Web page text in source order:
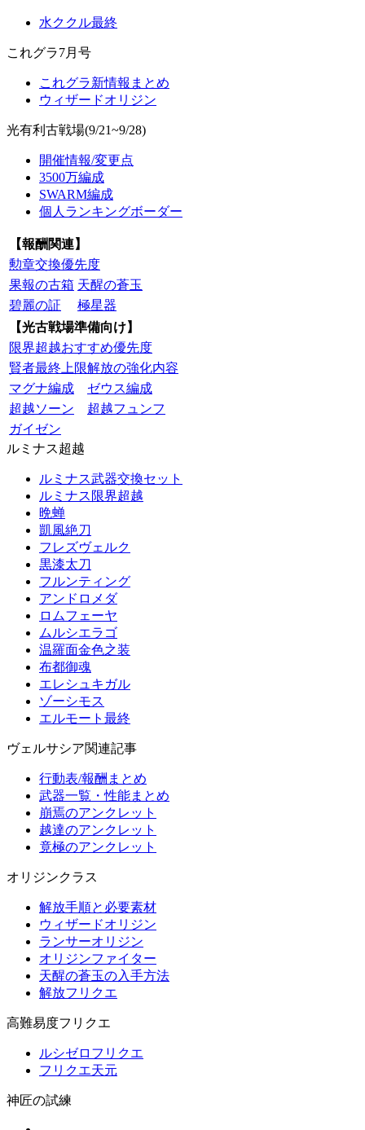
水ククル最終
これグラ7月号
これグラ新情報まとめ
ウィザードオリジン
光有利古戦場(9/21~9/28)
開催情報/変更点
3500万編成
SWARM編成
個人ランキングボーダー
【報酬関連】
勲章交換優先度
果報の古箱 天醒の蒼玉
碧麗の証
極星器
【光古戦場準備向け】
限界超越おすすめ優先度
賢者最終上限解放の強化内容
マグナ編成
ゼウス編成
超越ソーン
超越フュンフ
ガイゼン
ルミナス超越
ルミナス武器交換セット
ルミナス限界超越
晩蝉
凱風絶刀
フレズヴェルク
黒漆太刀
フルンティング
アンドロメダ
ロムフェーヤ
ムルシエラゴ
温羅面金色之装
布都御魂
エレシュキガル
ゾーシモス
エルモート最終
ヴェルサシア関連記事
行動表/報酬まとめ
武器一覧・性能まとめ
崩焉のアンクレット
越達のアンクレット
竟極のアンクレット
オリジンクラス
解放手順と必要素材
ウィザードオリジン
ランサーオリジン
オリジンファイター
天醒の蒼玉の入手方法
解放フリクエ
高難易度フリクエ
ルシゼロフリクエ
フリクエ天元
神匠の試練